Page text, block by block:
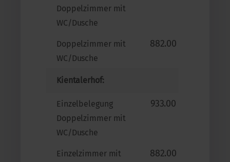
Doppelzimmer mit
WC/Dusche
Doppelzimmer mit
WC/Dusche
882.00
Kientalerhof:
Einzelbelegung
Doppelzimmer mit
WC/Dusche
933.00
Einzelzimmer mit
882.00